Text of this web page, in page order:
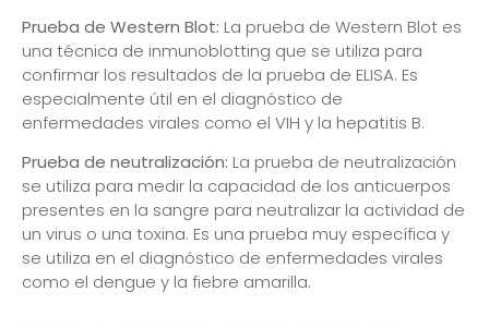
Prueba de Western Blot: La prueba de Western Blot es
una técnica de inmunoblotting que se utiliza para
confirmar los resultados de la prueba de ELISA. Es
especialmente útil en el diagnóstico de
enfermedades virales como el VIH y la hepatitis B.
Prueba de neutralización: La prueba de neutralización
se utiliza para medir la capacidad de los anticuerpos
presentes en la sangre para neutralizar la actividad de
un virus o una toxina. Es una prueba muy específica y
se utiliza en el diagnóstico de enfermedades virales
como el dengue y la fiebre amarilla.